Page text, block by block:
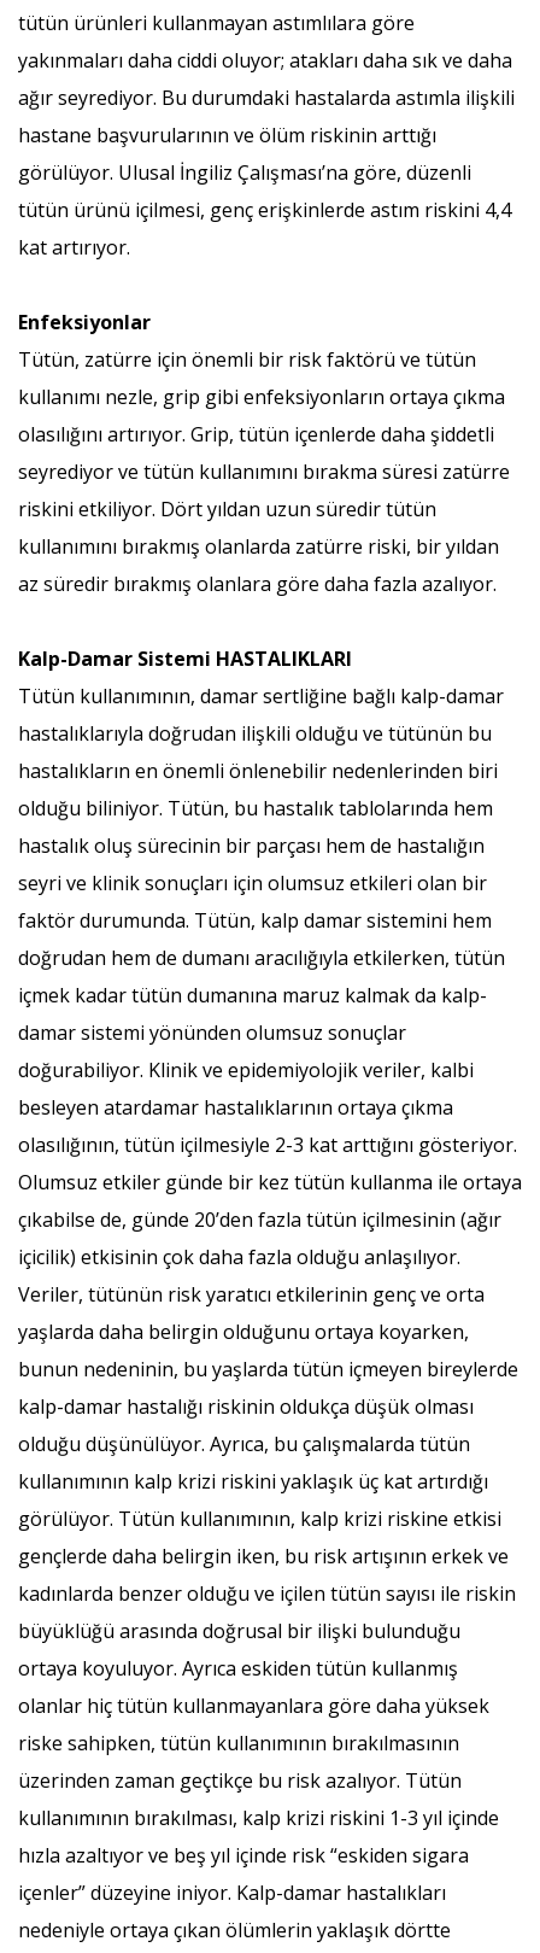
tütün ürünleri kullanmayan astımlılara göre
yakınmaları daha ciddi oluyor; atakları daha sık ve daha
ağır seyrediyor. Bu durumdaki hastalarda astımla ilişkili
hastane başvurularının ve ölüm riskinin arttığı
görülüyor. Ulusal İngiliz Çalışması’na göre, düzenli
tütün ürünü içilmesi, genç erişkinlerde astım riskini 4,4
kat artırıyor.
Enfeksiyonlar
Tütün, zatürre için önemli bir risk faktörü ve tütün
kullanımı nezle, grip gibi enfeksiyonların ortaya çıkma
olasılığını artırıyor. Grip, tütün içenlerde daha şiddetli
seyrediyor ve tütün kullanımını bırakma süresi zatürre
riskini etkiliyor. Dört yıldan uzun süredir tütün
kullanımını bırakmış olanlarda zatürre riski, bir yıldan
az süredir bırakmış olanlara göre daha fazla azalıyor.
Kalp-Damar Sistemi HASTALIKLARI
Tütün kullanımının, damar sertliğine bağlı kalp-damar
hastalıklarıyla doğrudan ilişkili olduğu ve tütünün bu
hastalıkların en önemli önlenebilir nedenlerinden biri
olduğu biliniyor. Tütün, bu hastalık tablolarında hem
hastalık oluş sürecinin bir parçası hem de hastalığın
seyri ve klinik sonuçları için olumsuz etkileri olan bir
faktör durumunda. Tütün, kalp damar sistemini hem
doğrudan hem de dumanı aracılığıyla etkilerken, tütün
içmek kadar tütün dumanına maruz kalmak da kalp-
damar sistemi yönünden olumsuz sonuçlar
doğurabiliyor. Klinik ve epidemiyolojik veriler, kalbi
besleyen atardamar hastalıklarının ortaya çıkma
olasılığının, tütün içilmesiyle 2-3 kat arttığını gösteriyor.
Olumsuz etkiler günde bir kez tütün kullanma ile ortaya
çıkabilse de, günde 20’den fazla tütün içilmesinin (ağır
içicilik) etkisinin çok daha fazla olduğu anlaşılıyor.
Veriler, tütünün risk yaratıcı etkilerinin genç ve orta
yaşlarda daha belirgin olduğunu ortaya koyarken,
bunun nedeninin, bu yaşlarda tütün içmeyen bireylerde
kalp-damar hastalığı riskinin oldukça düşük olması
olduğu düşünülüyor. Ayrıca, bu çalışmalarda tütün
kullanımının kalp krizi riskini yaklaşık üç kat artırdığı
görülüyor. Tütün kullanımının, kalp krizi riskine etkisi
gençlerde daha belirgin iken, bu risk artışının erkek ve
kadınlarda benzer olduğu ve içilen tütün sayısı ile riskin
büyüklüğü arasında doğrusal bir ilişki bulunduğu
ortaya koyuluyor. Ayrıca eskiden tütün kullanmış
olanlar hiç tütün kullanmayanlara göre daha yüksek
riske sahipken, tütün kullanımının bırakılmasının
üzerinden zaman geçtikçe bu risk azalıyor. Tütün
kullanımının bırakılması, kalp krizi riskini 1-3 yıl içinde
hızla azaltıyor ve beş yıl içinde risk “eskiden sigara
içenler” düzeyine iniyor. Kalp-damar hastalıkları
nedeniyle ortaya çıkan ölümlerin yaklaşık dörtte